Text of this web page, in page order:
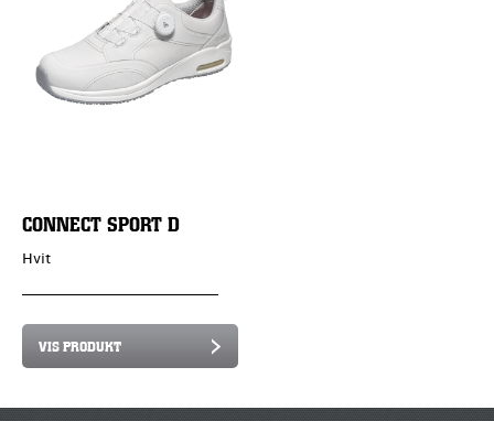
CONNECT SPORT D
Hvit
VIS PRODUKT